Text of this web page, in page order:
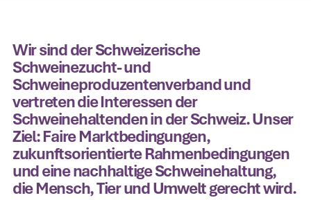
Wir sind der Schweizerische
Schweinezucht- und
Schweineproduzentenverband und
vertreten die Interessen der
Schweinehaltenden in der Schweiz. Unser
Ziel: Faire Marktbedingungen,
zukunftsorientierte Rahmenbedingungen
und eine nachhaltige Schweinehaltung,
die Mensch, Tier und Umwelt gerecht wird.